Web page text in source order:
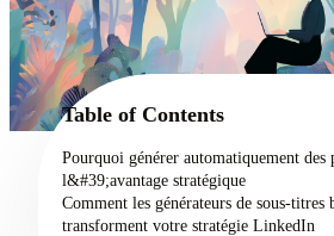
01 Produit
02 Cas d'utilisation
Tarification
À propos de
Table of Contents
Pourquoi générer automatiquement
l&#39;avantage stratégique
Comment les générateurs de sous-
transforment votre stratégie LinkedIn